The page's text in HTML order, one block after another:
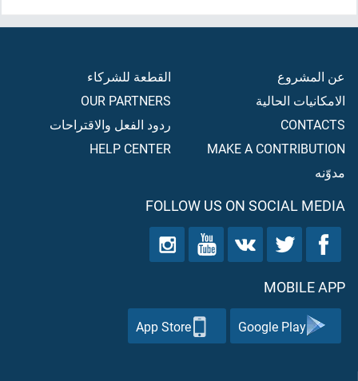
عن المشروع
الامكانيات الحالية
CONTACTS
MAKE A CONTRIBUTION
مدوّنه
القطعة للشركاء
OUR PARTNERS
ردود الفعل والاقتراحات
HELP CENTER
FOLLOW US ON SOCIAL MEDIA
MOBILE APP
Google Play
App Store